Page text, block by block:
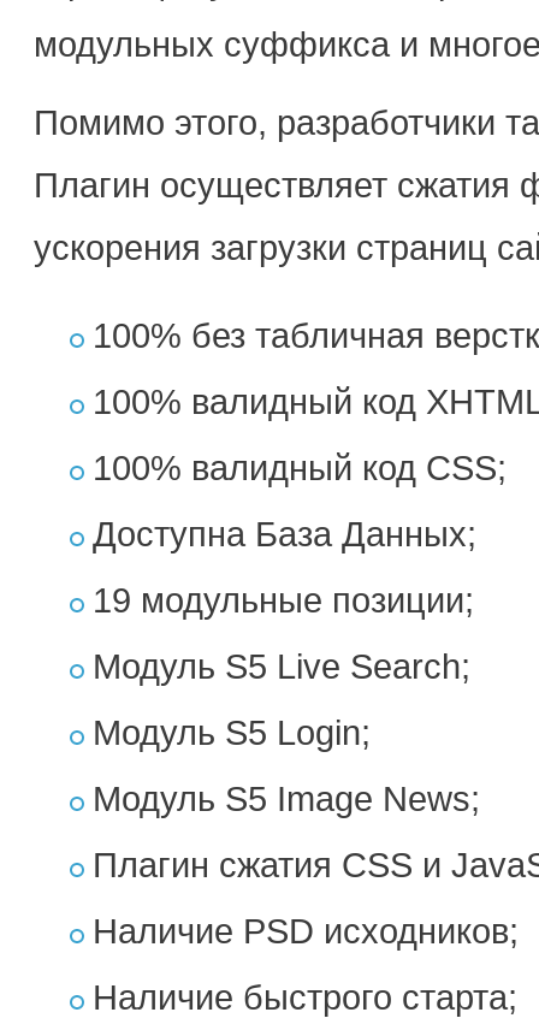
модульных суффикса и
Помимо этого, разработчики
Плагин осуществляет
ускорения загрузки страниц
100% без табличная
100% валидный код
100% валидный код CSS;
Доступна База Данных;
19 модульные позиции;
Модуль S5 Live Search;
Модуль S5 Login;
Модуль S5 Image News;
Плагин сжатия CSS и
Наличие PSD исходников;
Наличие быстрого старта;